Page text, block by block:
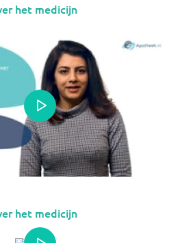
het medicijn
het medicijn